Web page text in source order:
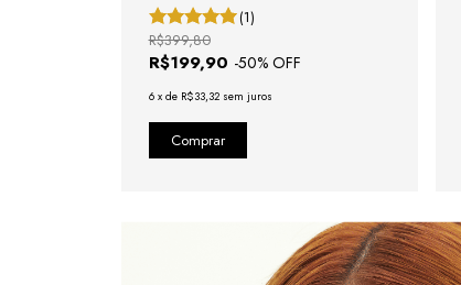
(1)
R$199,90 -50% OFF
R$399,80
6 x de R$33,32 sem juros